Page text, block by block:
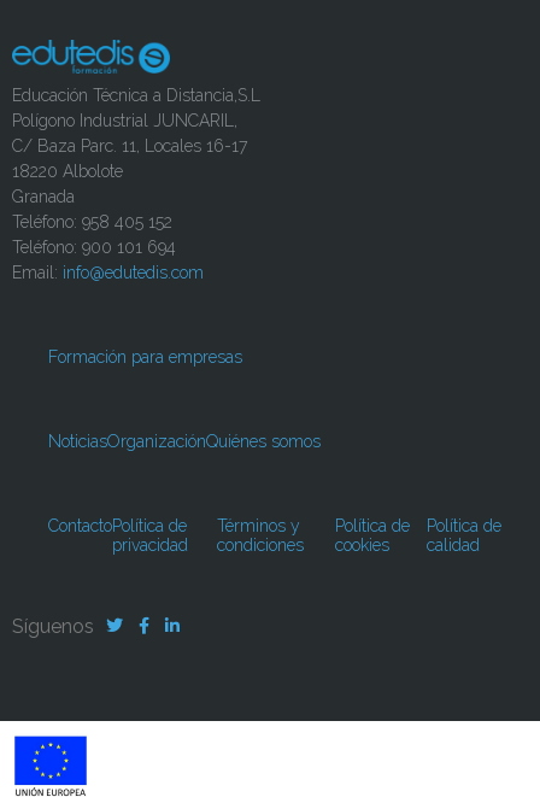
Educación Técnica a Distancia,S.L
Polígono Industrial JUNCARIL,
C/ Baza Parc. 11, Locales 16-17
18220 Albolote
Granada
Teléfono: 958 405 152
Teléfono: 900 101 694
Email: info@edutedis.com
Formación para empresas
NoticiasOrganizaciónQuiénes somos
ContactoPolítica de
privacidad
Términos y
condiciones
Política de
cookies
Política de
calidad
Síguenos